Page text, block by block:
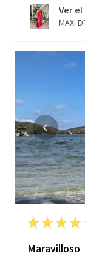
Ver
MAXI
★★★★
Maravilloso